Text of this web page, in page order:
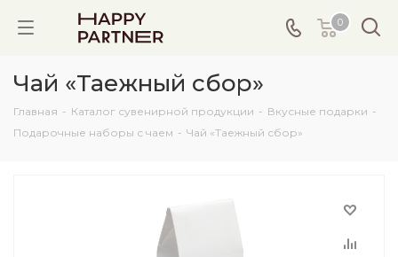
0
Чай «Таежный сбор»
Главная - Каталог сувенирной продукции - Вкусные подарки -
Подарочные наборы с чаем - Чай «Таежный сбор»